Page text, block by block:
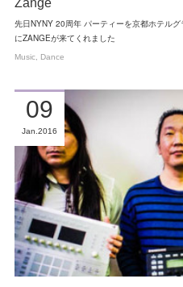
Zange
先日NYNY 20周年 パーティーを京都ホテル
にZANGEが来てくれました
Music Dance
09
Jan 2016